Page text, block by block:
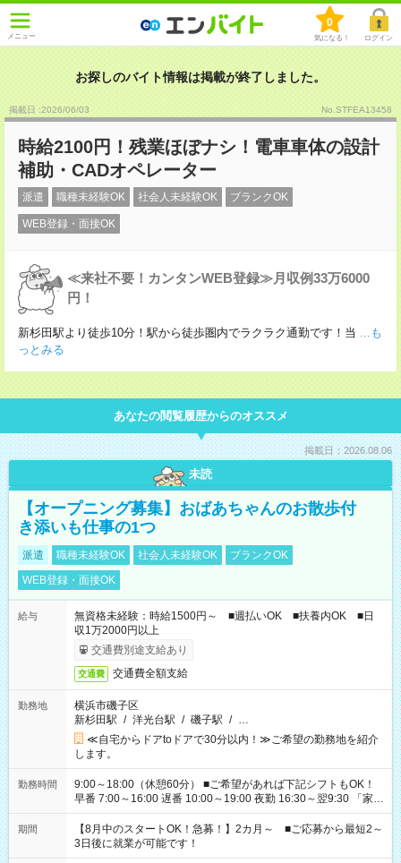
メニュー
0
気になる！ ログイン
お探しのバイト情報は掲載が終了しました。
掲載日 :2026/06/03 No.STFEA13458
時給2100円！残業ほぼナシ！電車車体の設計
補助・CADオペレーター
派遣 職種未経験OK 社会人未経験OK ブランクOK
WEB登録・面接OK
≪来社不要！カンタンWEB登録≫月収例33万6000
円！
新杉田駅より徒歩10分！駅から徒歩圏内でラクラク通勤です！当 ...も
っとみる
あなたの閲覧履歴からのオススメ
掲載日：2026.08.06
未読
【オープニング募集】おばあちゃんのお散歩付
き添いも仕事の1つ
派遣 職種未経験OK 社会人未経験OK
ブランクOK
WEB登録・面接OK
給与
無資格未経験：時給1500円～ ■週払いOK ■扶養内OK ■日
収1万2000円以上
交通費別途支給あり
交通費 交通費全額支給
勤務地
横浜市磯子区
新杉田駅 / 洋光台駅 / 磯子駅 / …
≪自宅からドアtoドアで30分以内！≫ご希望の勤務地を紹介
します。
勤務時間
9:00～18:00（休憩60分） ■ご希望があれば下記シフトもOK！
早番 7:00～16:00 遅番 10:00～19:00 夜勤 16:30～翌9:30 「家族
と休みを合わせたい」 「余裕を持って夕飯の準備がしたい」
「できれば残業はしたくない」 など、ご希望を教えてください
ね。 ※Wワーク希望の方へ 今ご覧のお仕事で希望する勤務時間
と、もう1つのお仕事の勤務時間。 合計で週40時間を超える場
期間
【8月中のスタートOK！急募！】2カ月～ ■ご応募から最短2～
3日後に就業が可能です！